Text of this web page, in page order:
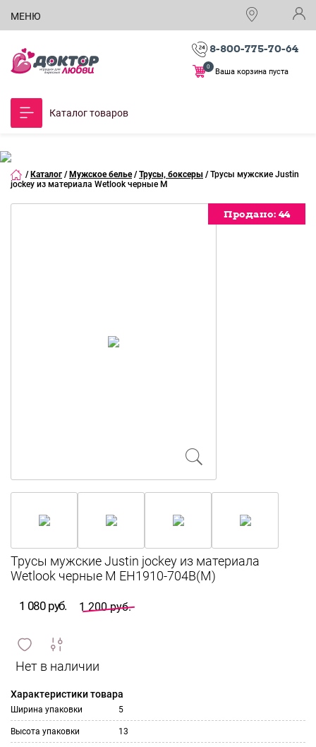
МЕНЮ
8-800-775-70-64
Ваша корзина пуста
0
Каталог товаров
/ Каталог / Мужское белье / Трусы, боксеры / Трусы мужские Justin
jockey из материала Wetlook черные M
Продано: 44
Продано: 44
Продано: 44
Продано: 44
1 080 руб. 1 200 руб.
и
сравнить
ИЗБРАННОЕ
Характеристики товара
Ширина упаковки 5
Высота упаковки 13